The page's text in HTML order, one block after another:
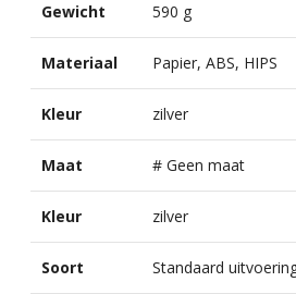
Gewicht 590 g
Materiaal Papier, ABS, HIPS
Kleur zilver
Maat # Geen maat
Kleur zilver
Soort Standaard